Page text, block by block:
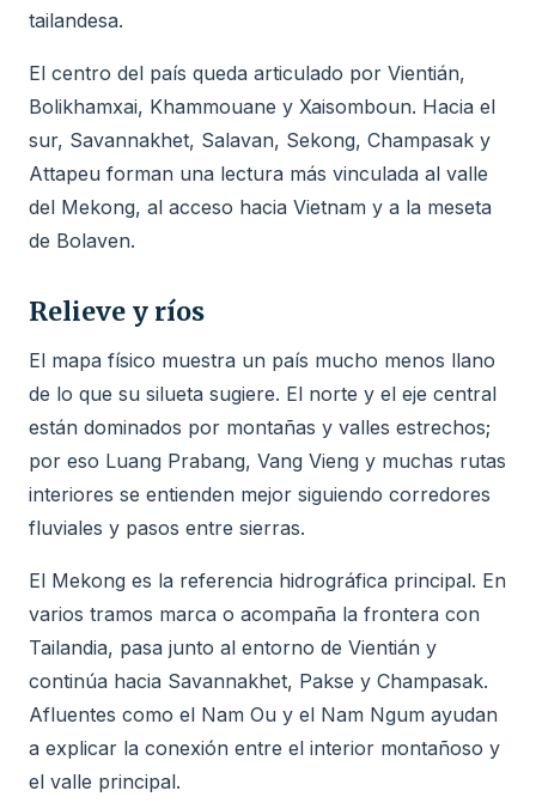
tailandesa.
El centro del país queda articulado por Vientián,
Bolikhamxai, Khammouane y Xaisomboun. Hacia el
sur, Savannakhet, Salavan, Sekong, Champasak y
Attapeu forman una lectura más vinculada al valle
del Mekong, al acceso hacia Vietnam y a la meseta
de Bolaven.
Relieve y ríos
El mapa físico muestra un país mucho menos llano
de lo que su silueta sugiere. El norte y el eje central
están dominados por montañas y valles estrechos;
por eso Luang Prabang, Vang Vieng y muchas rutas
interiores se entienden mejor siguiendo corredores
fluviales y pasos entre sierras.
El Mekong es la referencia hidrográfica principal. En
varios tramos marca o acompaña la frontera con
Tailandia, pasa junto al entorno de Vientián y
continúa hacia Savannakhet, Pakse y Champasak.
Afluentes como el Nam Ou y el Nam Ngum ayudan
a explicar la conexión entre el interior montañoso y
el valle principal.